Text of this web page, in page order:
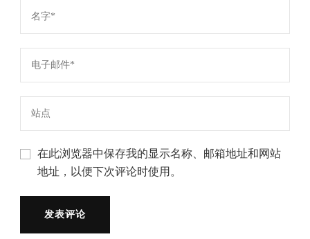
在此浏览器中保存我的显示名称、邮箱地址和网站
地址，以便下次评论时使用。